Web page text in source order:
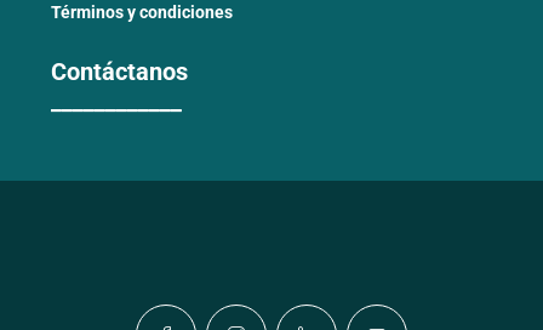
Términos y condiciones
Contáctanos